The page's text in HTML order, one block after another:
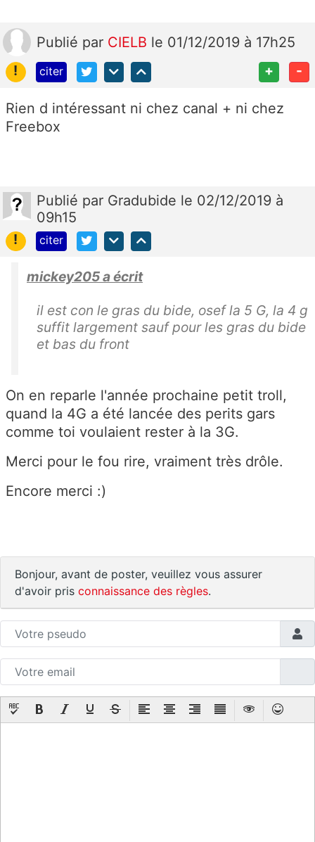
Publié par CIELB le 01/12/2019 à 17h25
!
citer + -
Rien d intéressant ni chez canal + ni chez
Freebox
Publié par Gradubide le 02/12/2019 à
09h15
!
citer
mickey205 a écrit
il est con le gras du bide, osef la 5 G, la 4 g
suffit largement sauf pour les gras du bide
et bas du front
On en reparle l'année prochaine petit troll,
quand la 4G a été lancée des perits gars
comme toi voulaient rester à la 3G.
Merci pour le fou rire, vraiment très drôle.
Encore merci :)
Bonjour, avant de poster, veuillez vous assurer
d'avoir pris connaissance des règles.